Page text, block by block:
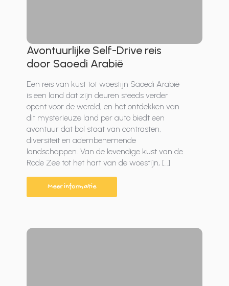
Avontuurlijke Self-Drive reis
door Saoedi Arabië
Een reis van kust tot woestijn Saoedi Arabië
is een land dat zijn deuren steeds verder
opent voor de wereld, en het ontdekken van
dit mysterieuze land per auto biedt een
avontuur dat bol staat van contrasten,
diversiteit en adembenemende
landschappen. Van de levendige kust van de
Rode Zee tot het hart van de woestijn, […]
Meer informatie